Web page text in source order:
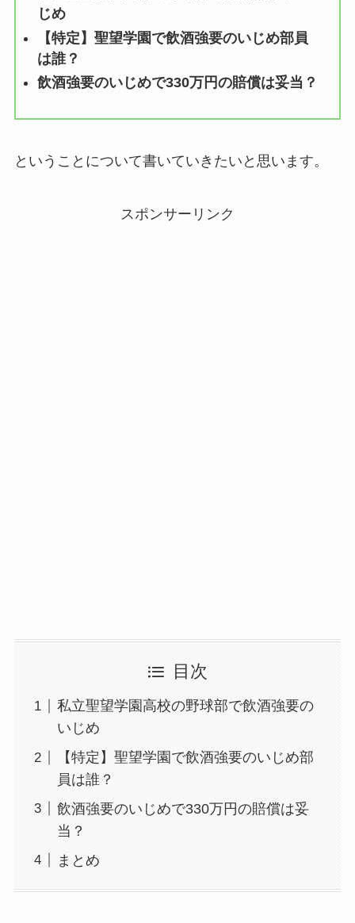
じめ
【特定】聖望学園で飲酒強要のいじめ部員
は誰？
飲酒強要のいじめで330万円の賠償は妥当？
ということについて書いていきたいと思います。
スポンサーリンク
目次
私立聖望学園高校の野球部で飲酒強要の
いじめ
【特定】聖望学園で飲酒強要のいじめ部
員は誰？
飲酒強要のいじめで330万円の賠償は妥
当？
まとめ